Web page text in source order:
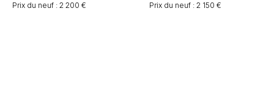
Prix du neuf : 2 200 € Prix du neuf : 2 150 €